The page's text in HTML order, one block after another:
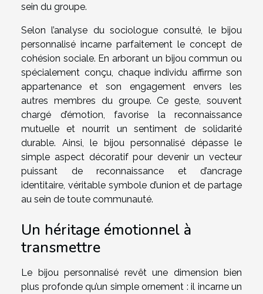
sein du groupe.
Selon l’analyse du sociologue consulté, le bijou
personnalisé incarne parfaitement le concept de
cohésion sociale. En arborant un bijou commun ou
spécialement conçu, chaque individu affirme son
appartenance et son engagement envers les
autres membres du groupe. Ce geste, souvent
chargé d’émotion, favorise la reconnaissance
mutuelle et nourrit un sentiment de solidarité
durable. Ainsi, le bijou personnalisé dépasse le
simple aspect décoratif pour devenir un vecteur
puissant de reconnaissance et d’ancrage
identitaire, véritable symbole d’union et de partage
au sein de toute communauté.
Un héritage émotionnel à
transmettre
Le bijou personnalisé revêt une dimension bien
plus profonde qu’un simple ornement : il incarne un